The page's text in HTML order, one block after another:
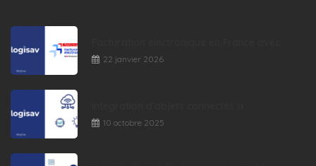
22 janvier 2026
10 octobre 2025